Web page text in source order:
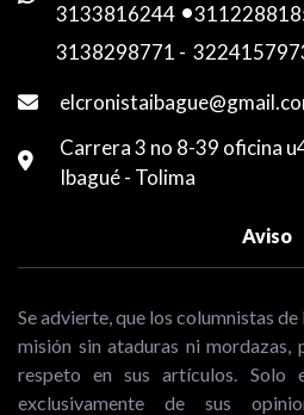
3133816244 -
3138298771 -
Carrera 3 no 8-39 oficina
Ibagué - Tolima
Aviso
Se advierte, que los columnistas
misión sin ataduras ni mordazas,
respeto en sus artículos. Solo
exclusivamente de sus